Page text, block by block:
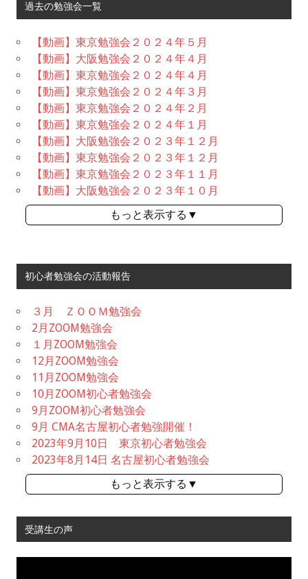
過去の勉強会一覧
【動画】東京勉強会２０２４年５月
【動画】大阪勉強会２０２４年４月
【動画】東京勉強会２０２４年４月
【動画】東京勉強会２０２４年３月
【動画】東京勉強会２０２４年２月
【動画】東京勉強会２０２４年１月
【動画】大阪勉強会２０２３年１２月
【動画】東京勉強会２０２３年１２月
【動画】東京勉強会２０２３年１１月
【動画】大阪勉強会２０２３年１０月
もっと表示する▼
初心者勉強会の活動報告
３月 ＺＯＯＭ勉強会
2月ZOOM勉強会
１月ZOOM勉強会
12月ZOOM勉強会
11月ZOOM勉強会
10月ZOOM初心者勉強会
9月ZOOM初心者勉強会
9月 CMA名古屋初心者勉強開催！
2023年9月10日 東京初心者勉強会
2023年8月14日 名古屋初心者勉強会
もっと表示する▼
受講生の声